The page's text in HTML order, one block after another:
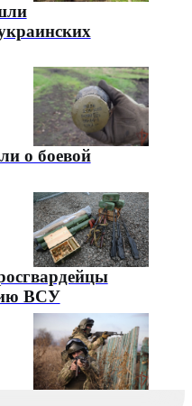
о боевой
ВСУ